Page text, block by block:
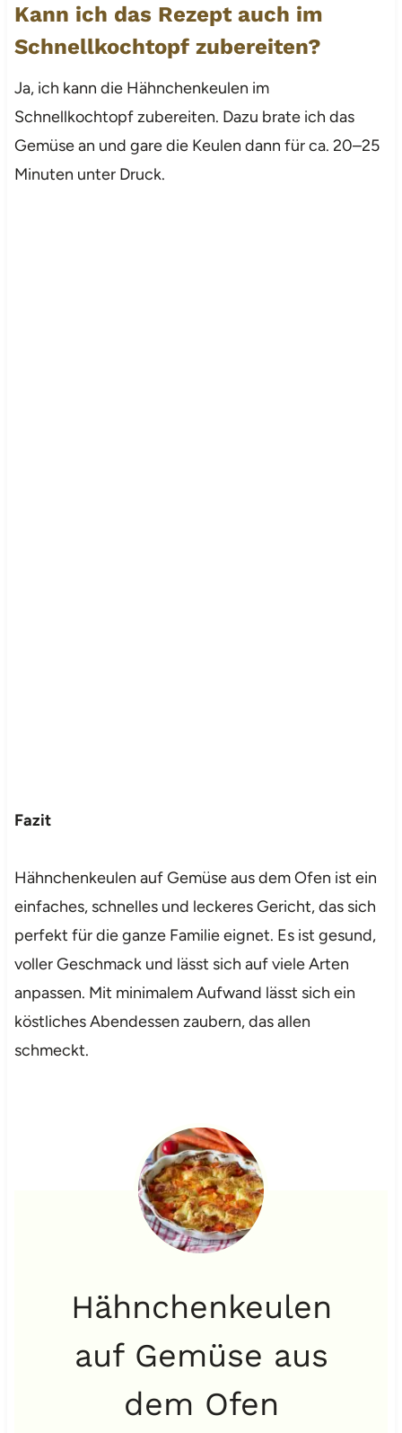
Kann ich das Rezept auch im
Schnellkochtopf zubereiten?
Ja, ich kann die Hähnchenkeulen im
Schnellkochtopf zubereiten. Dazu brate ich das
Gemüse an und gare die Keulen dann für ca. 20–25
Minuten unter Druck.
Fazit
Hähnchenkeulen auf Gemüse aus dem Ofen ist ein
einfaches, schnelles und leckeres Gericht, das sich
perfekt für die ganze Familie eignet. Es ist gesund,
voller Geschmack und lässt sich auf viele Arten
anpassen. Mit minimalem Aufwand lässt sich ein
köstliches Abendessen zaubern, das allen
schmeckt.
Hähnchenkeulen
auf Gemüse aus
dem Ofen